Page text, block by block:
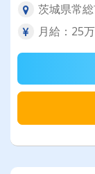
茨城県常
月給：25